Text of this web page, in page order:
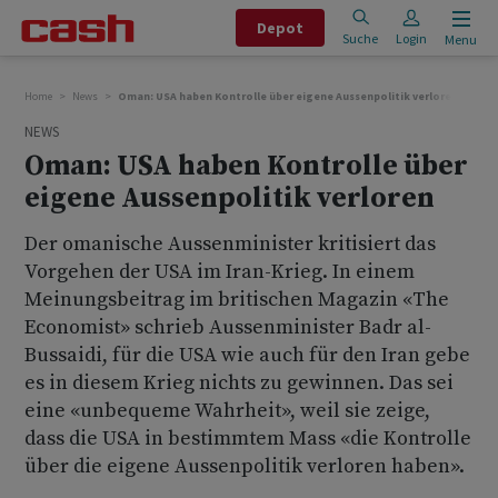
Depot
Suche Login Menu
Home News Oman: USA haben Kontrolle über eigene Aussenpolitik verloren
NEWS
Oman: USA haben Kontrolle über
eigene Aussenpolitik verloren
Der omanische Aussenminister kritisiert das
Vorgehen der USA im Iran-Krieg. In einem
Meinungsbeitrag im britischen Magazin «The
Economist» schrieb Aussenminister Badr al-
Bussaidi, für die USA wie auch für den Iran gebe
es in diesem Krieg nichts zu gewinnen. Das sei
eine «unbequeme Wahrheit», weil sie zeige,
dass die USA in bestimmtem Mass «die Kontrolle
über die eigene Aussenpolitik verloren haben».